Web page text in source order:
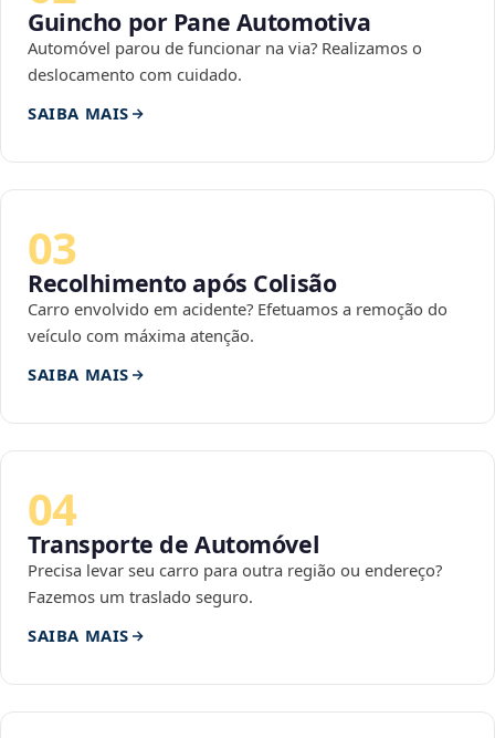
Guincho por Pane Automotiva
Automóvel parou de funcionar na via? Realizamos o
deslocamento com cuidado.
SAIBA MAIS
03
Recolhimento após Colisão
Carro envolvido em acidente? Efetuamos a remoção do
veículo com máxima atenção.
SAIBA MAIS
04
Transporte de Automóvel
Precisa levar seu carro para outra região ou endereço?
Fazemos um traslado seguro.
SAIBA MAIS